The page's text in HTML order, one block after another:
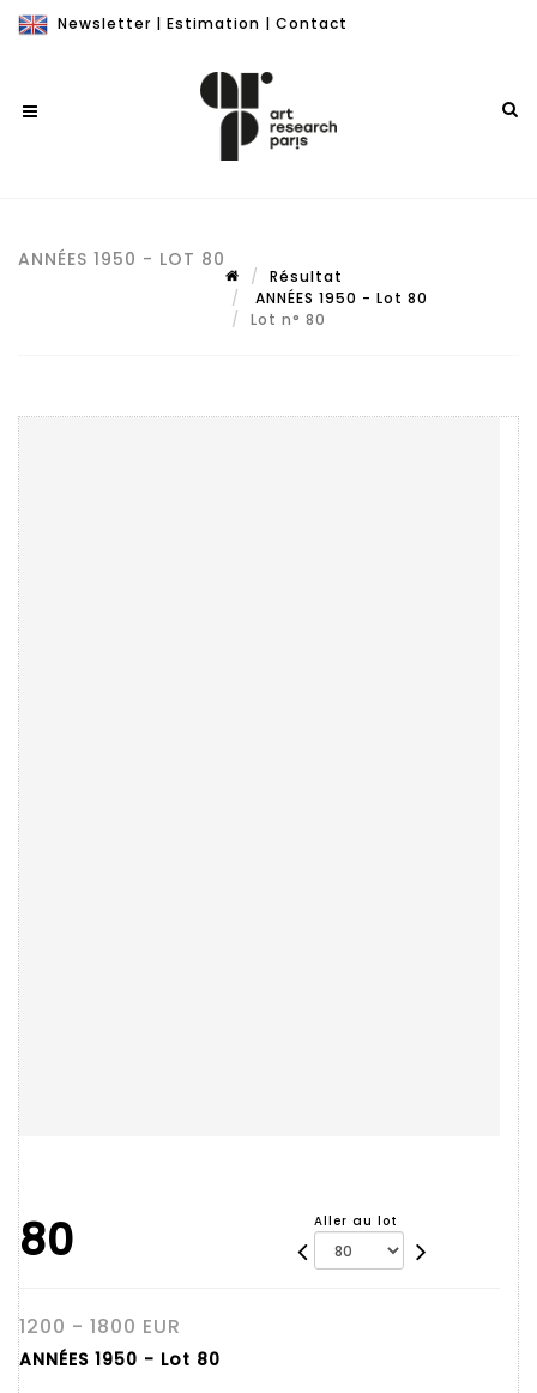
Newsletter | Estimation | Contact
ANNÉES 1950 - LOT 80
Résultat
ANNÉES 1950 - Lot 80
Lot n° 80
80 Aller au lot
1200 - 1800 EUR
ANNÉES 1950 - Lot 80